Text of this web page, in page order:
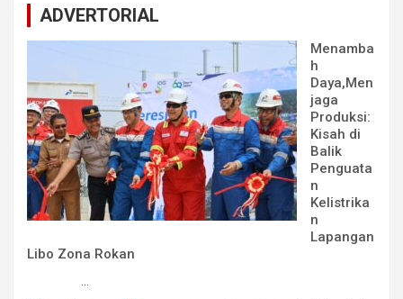
ADVERTORIAL
Menamba
h
Daya,Men
jaga
Produksi:
Kisah di
Balik
Penguata
n
Kelistrika
n
Lapangan
Libo Zona Rokan
...